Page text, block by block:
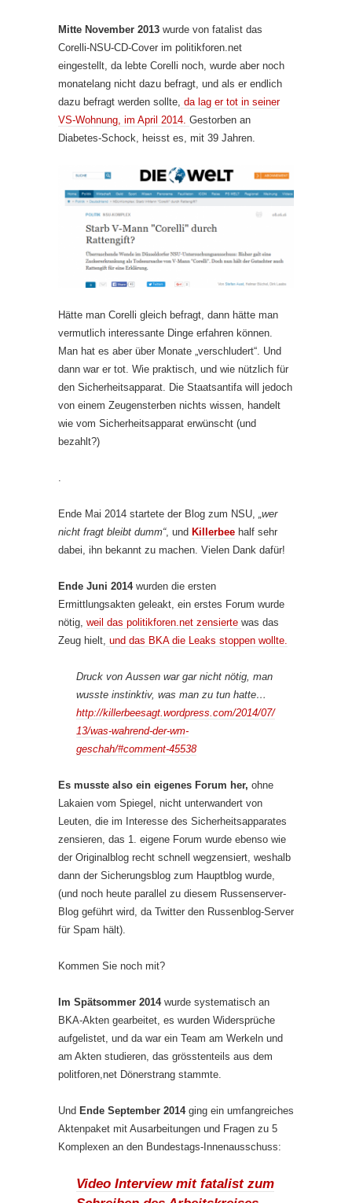
Mitte November 2013 wurde von fatalist das
Corelli-NSU-CD-Cover im politikforen.net
eingestellt, da lebte Corelli noch, wurde aber noch
monatelang nicht dazu befragt, und als er endlich
dazu befragt werden sollte, da lag er tot in seiner
VS-Wohnung, im April 2014. Gestorben an
Diabetes-Schock, heisst es, mit 39 Jahren.
Hätte man Corelli gleich befragt, dann hätte man
vermutlich interessante Dinge erfahren können.
Man hat es aber über Monate „verschludert“. Und
dann war er tot. Wie praktisch, und wie nützlich für
den Sicherheitsapparat. Die Staatsantifa will jedoch
von einem Zeugensterben nichts wissen, handelt
wie vom Sicherheitsapparat erwünscht (und
bezahlt?)
.
Ende Mai 2014 startete der Blog zum NSU, „wer
nicht fragt bleibt dumm“, und Killerbee half sehr
dabei, ihn bekannt zu machen. Vielen Dank dafür!
Ende Juni 2014wurden die ersten
Ermittlungsakten geleakt, ein erstes Forum wurde
nötig, weil das politikforen.net zensierte was das
Zeug hielt, und das BKA die Leaks stoppen wollte.
Druck von Aussen war gar nicht nötig, man
wusste instinktiv, was man zu tun hatte…
http://killerbeesagt.wordpress.com/2014/07/
13/was-wahrend-der-wm-
geschah/#comment-45538
Es musste also ein eigenes Forum her, ohne
Lakaien vom Spiegel, nicht unterwandert von
Leuten, die im Interesse des Sicherheitsapparates
zensieren, das 1. eigene Forum wurde ebenso wie
der Originalblog recht schnell wegzensiert, weshalb
dann der Sicherungsblog zum Hauptblog wurde,
(und noch heute parallel zu diesem Russenserver-
Blog geführt wird, da Twitter den Russenblog-Server
für Spam hält).
Kommen Sie noch mit?
Im Spätsommer 2014wurde systematisch an
BKA-Akten gearbeitet, es wurden Widersprüche
aufgelistet, und da war ein Team am Werkeln und
am Akten studieren, das grösstenteils aus dem
politforen,net Dönerstrang stammte.
Und Ende September 2014ging ein umfangreiches
Aktenpaket mit Ausarbeitungen und Fragen zu 5
Komplexen an den Bundestags-Innenausschuss:
Video Interview mit fatalist zum